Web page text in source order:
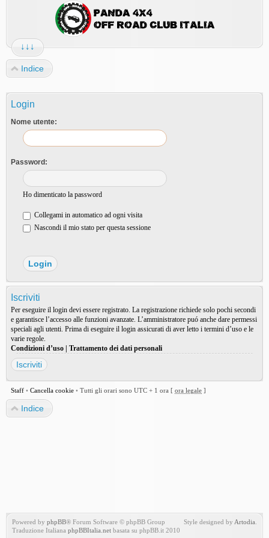
↓↓↓
Indice
Login
Nome utente:
Password:
Ho dimenticato la password
Collegami in automatico ad ogni visita
Nascondi il mio stato per questa sessione
Iscriviti
Per eseguire il login devi essere registrato. La registrazione richiede solo pochi secondi
e garantisce l’accesso alle funzioni avanzate. L’amministratore puó anche dare permessi
speciali agli utenti. Prima di eseguire il login assicurati di aver letto i termini d’uso e le
varie regole.
Condizioni d’uso
Trattamento dei dati personali
Iscriviti
Staff • Cancella cookie • Tutti gli orari sono UTC + 1 ora [ ora legale ]
Indice
Powered by phpBB® Forum Software © phpBB Group
Traduzione Italiana phpBBItalia.net basata su phpBB.it 2010
Style designed by Artodia